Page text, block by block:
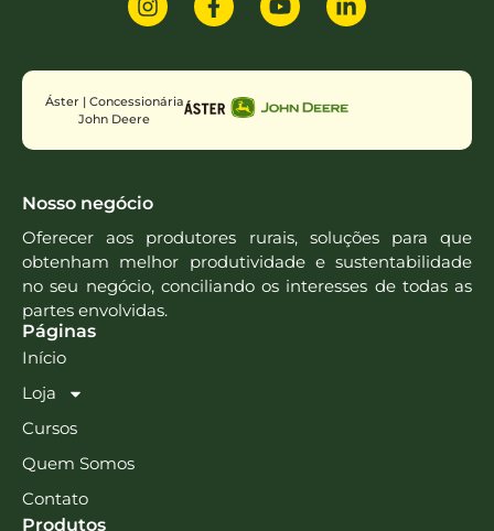
Áster | Concessionária
John Deere
Nosso negócio
Oferecer aos produtores rurais, soluções para que
obtenham melhor produtividade e sustentabilidade
no seu negócio, conciliando os interesses de todas as
partes envolvidas.
Páginas
Início
Loja
Cursos
Quem Somos
Contato
Produtos